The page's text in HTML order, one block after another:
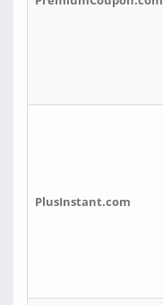
PlusInstant.com